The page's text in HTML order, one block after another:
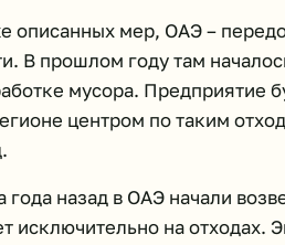
описанных мер, ОАЭ –
В прошлом году там
мусора. Предприятие
центром по таким
года назад в ОАЭ начали
исключительно на